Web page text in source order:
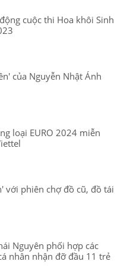
cuộc thi Hoa khôi Sinh
của Nguyễn Nhật Ánh
loại EURO 2024 miễn
với phiên chợ đồ cũ, đồ tái
Nguyên phối hợp các
nhân nhận đỡ đầu 11 trẻ